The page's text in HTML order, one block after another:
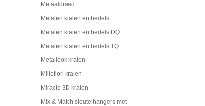
Metaaldraad
Metalen kralen en bedels
Metalen kralen en bedels DQ
Metalen kralen en bedels TQ
Metallook kralen
Millefiori kralen
Miracle 3D kralen
Mix & Match sleutelhangers met